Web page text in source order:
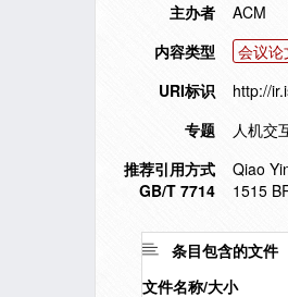
主办者
ACM
内容类型
会议论
URI标识
http://
专题
人机交
推荐引用方式
GB/T 7714
Qiao
1515
条目包含的文件
文件名称/大小